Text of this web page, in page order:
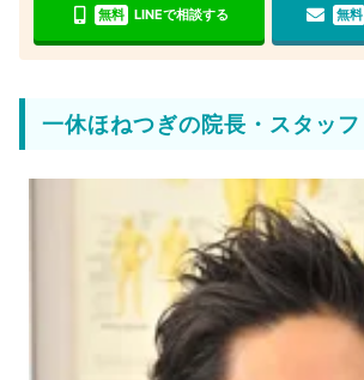
無料 LINEで相談する 無料
一休ほねつぎの院長・スタッフ